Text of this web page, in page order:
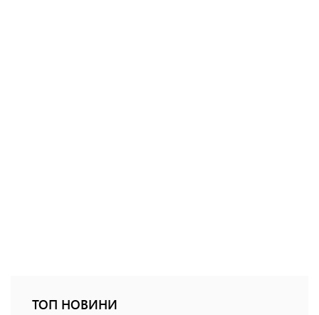
ТОП НОВИНИ